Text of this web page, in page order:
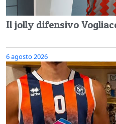
Il jolly difensivo
6 agosto 2026